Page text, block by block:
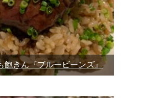
飽きん『ブルービーンズ』